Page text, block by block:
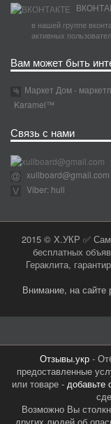
в нашей группе
активных
Вам может быть
Маркет Дом -
Karamel™
Связь с нами
xullboard@gmail.com
Viber: hull
2015 © Х.УКР ✅
бесплатных
Гераклита,
Внимание, на сайте
Отзывы.укр -
предоставленные
или товаре - добавьте
Возможно Вы
других людей об